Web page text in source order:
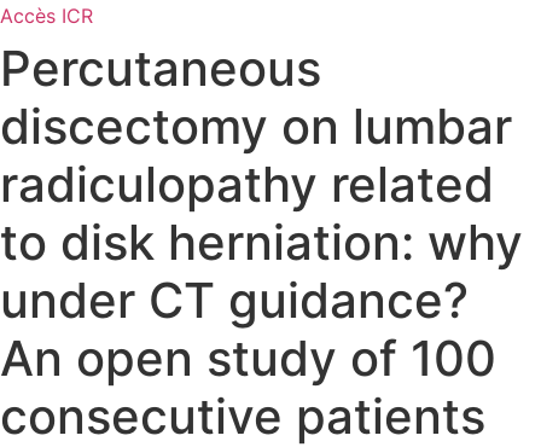
Accès ICR
Percutaneous
discectomy on lumbar
radiculopathy related
to disk herniation: why
under CT guidance?
An open study of 100
consecutive patients